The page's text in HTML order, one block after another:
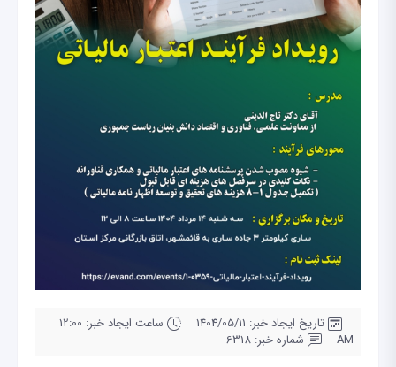
تاریخ ایجاد خبر: 1404/05/11
ساعت ایجاد خبر: 12:00
AM
شماره خبر: 6318